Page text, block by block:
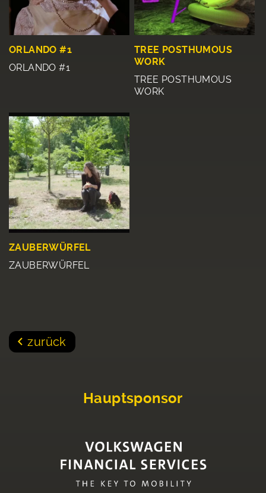
ORLANDO #1
ORLANDO #1
TREE POSTHUMOUS
WORK
TREE POSTHUMOUS
WORK
ZAUBERWÜRFEL
ZAUBERWÜRFEL
zurück
Hauptsponsor